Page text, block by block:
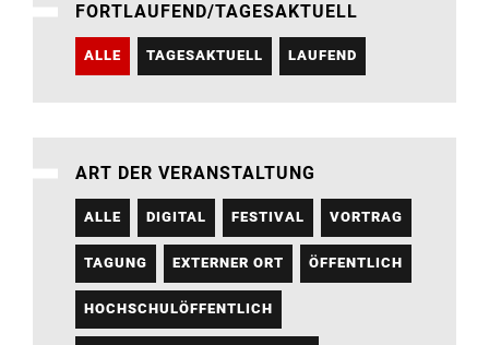
Aktuelles
FORTLAUFEND/TAGESAKTUELL
ALLE TAGESAKTUELL LAUFEND
ART DER VERANSTALTUNG
ALLE DIGITAL FESTIVAL VORTRAG
TAGUNG EXTERNER ORT ÖFFENTLICH
HOCHSCHULÖFFENTLICH